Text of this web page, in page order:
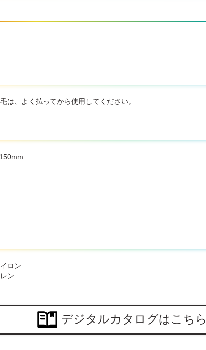
は、よく払ってから使用してください。
ロン
ン
デジタルカタログはこちら